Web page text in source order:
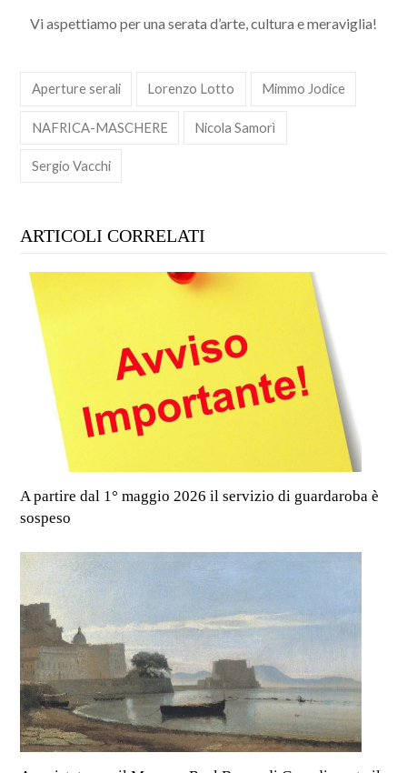
Vi aspettiamo per una serata d’arte, cultura e meraviglia!
Aperture serali Lorenzo Lotto Mimmo Jodice
NAFRICA-MASCHERE Nicola Samorì
Sergio Vacchi
ARTICOLI CORRELATI
A partire dal 1° maggio 2026 il servizio di guardaroba è
sospeso